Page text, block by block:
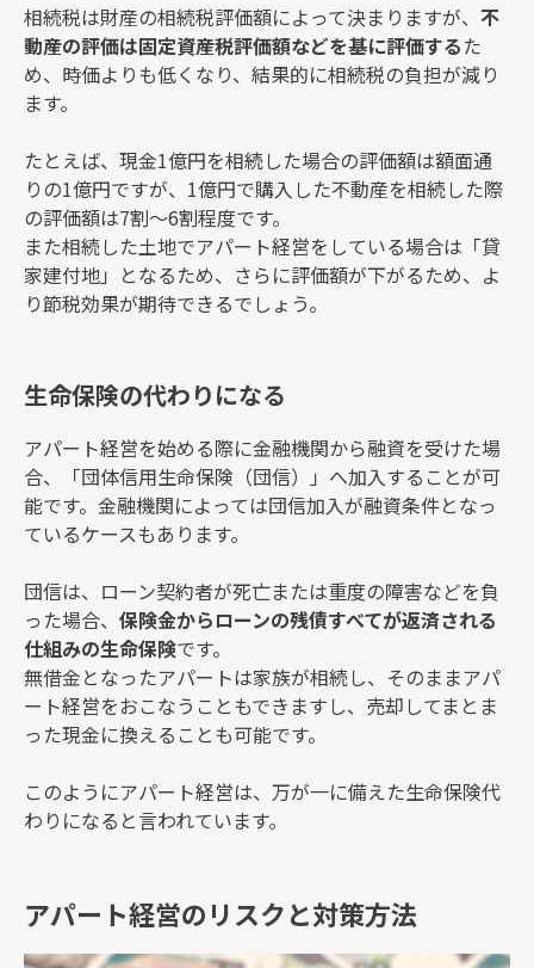
相続税は財産の相続税評価額によって決まりますが、 不
動産の評価は固定資産税評価額などを基に評価するた
め、時価よりも低くなり、結果的に相続税の負担が減り
ます。
たとえば、現金1億円を相続した場合の評価額は額面通
りの1億円ですが、1億円で購入した不動産を相続した際
の評価額は7割～6割程度です。
また相続した土地でアパート経営をしている場合は「貸
家建付地」となるため、さらに評価額が下がるため、よ
り節税効果が期待できるでしょう。
生命保険の代わりになる
アパート経営を始める際に金融機関から融資を受けた場
合、「団体信用生命保険（団信）」へ加入することが可
能です。金融機関によっては団信加入が融資条件となっ
ているケースもあります。
団信は、ローン契約者が死亡または重度の障害などを負
った場合、 保険金からローンの残債すべてが返済される
仕組みの生命保険です。
無借金となったアパートは家族が相続し、そのままアパ
ート経営をおこなうこともできますし、売却してまとま
った現金に換えることも可能です。
このようにアパート経営は、万が一に備えた生命保険代
わりになると言われています。
アパート経営のリスクと対策方法